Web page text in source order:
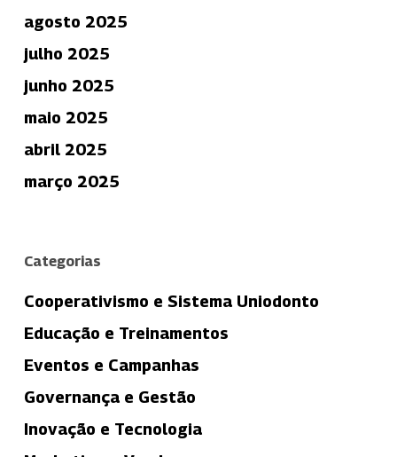
agosto 2025
julho 2025
junho 2025
maio 2025
abril 2025
março 2025
Categorias
Cooperativismo e Sistema Uniodonto
Educação e Treinamentos
Eventos e Campanhas
Governança e Gestão
Inovação e Tecnologia